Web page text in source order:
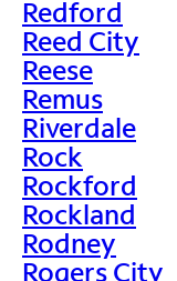
Redford
Reed City
Reese
Remus
Riverdale
Rock
Rockford
Rockland
Rodney
Rogers City